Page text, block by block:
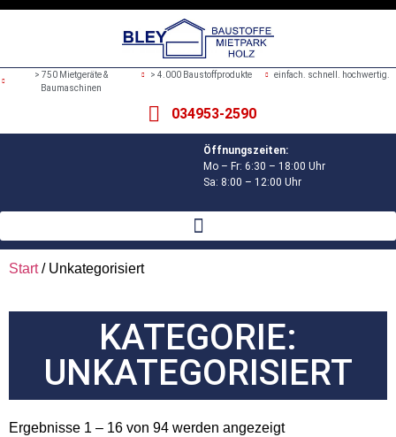
> 750 Mietgeräte &
Baumaschinen
> 4.000 Baustoffprodukte einfach. schnell. hochwertig.
034953-2590
Öffnungszeiten:
Mo – Fr: 6:30 – 18:00 Uhr
Sa: 8:00 – 12:00 Uhr
Start/ Unkategorisiert
KATEGORIE:
UNKATEGORISIERT
Ergebnisse 1 – 16 von 94 werden angezeigt